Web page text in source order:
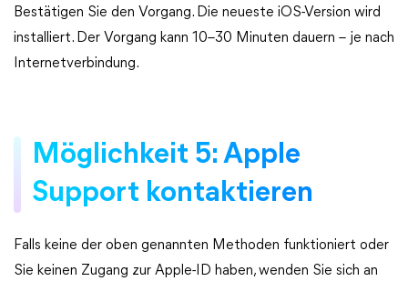
Bestätigen Sie den Vorgang. Die neueste iOS-Version wird
installiert. Der Vorgang kann 10–30 Minuten dauern – je nach
Internetverbindung.
Möglichkeit 5: Apple
Support kontaktieren
Falls keine der oben genannten Methoden funktioniert oder
Sie keinen Zugang zur Apple-ID haben, wenden Sie sich an